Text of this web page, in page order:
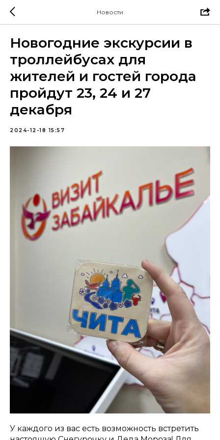
Новости
Новогодние экскурсии в
троллейбусах для
жителей и гостей города
пройдут 23, 24 и 27
декабря
2024-12-18 15:57
У каждого из вас есть возможность встретить